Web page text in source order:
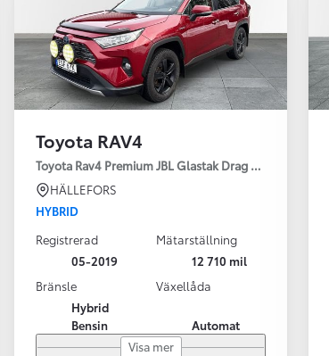
Toyota RAV4
Toyota Rav4 Premium JBL Glastak Drag Motorv Vhjul
HÄLLEFORS
HYBRID
Registrerad
05-2019
Mätarställning
12 710 mil
Bränsle
Hybrid
Bensin
Växellåda
Automat
Visa mer